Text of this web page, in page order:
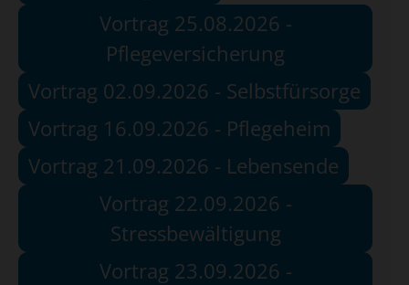
Vortrag 25.08.2026 -
Pflegeversicherung
Vortrag 02.09.2026 - Selbstfürsorge
Vortrag 16.09.2026 - Pflegeheim
Vortrag 21.09.2026 - Lebensende
Vortrag 22.09.2026 -
Stressbewältigung
Vortrag 23.09.2026 -